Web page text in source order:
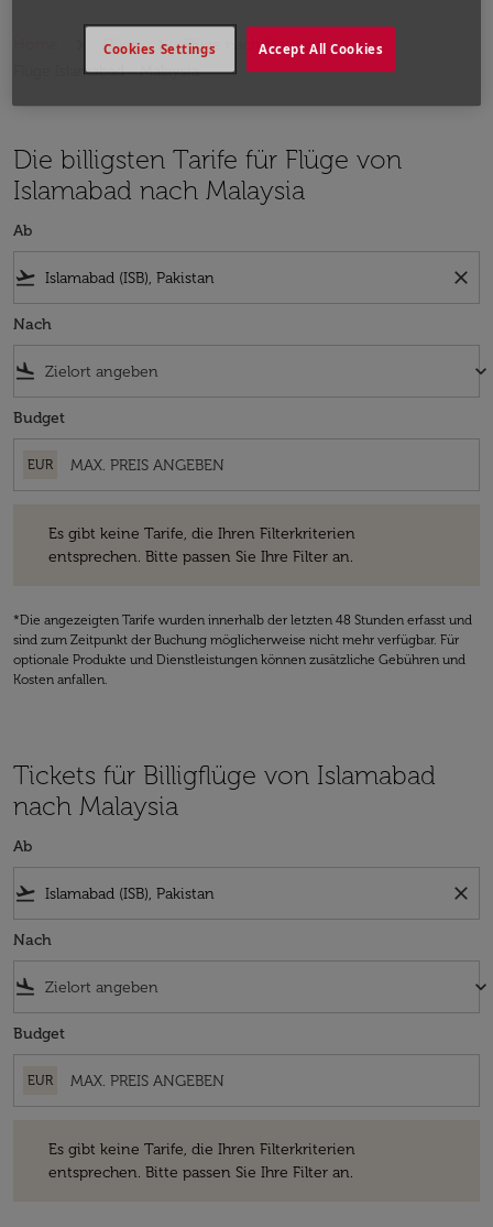
Flüge
Flüge nach Malaysia
Flüge Islamabad - Malaysia
Die billigsten Tarife für Flüge von
Islamabad nach Malaysia
Ab
flight_takeoff close
Nach
flight_land keyboard_arrow_down
Budget
EUR
Es gibt keine Tarife, die Ihren Filterkriterien
entsprechen. Bitte passen Sie Ihre Filter an.
*Die angezeigten Tarife wurden innerhalb der letzten 48 Stunden erfasst und
sind zum Zeitpunkt der Buchung möglicherweise nicht mehr verfügbar. Für
optionale Produkte und Dienstleistungen können zusätzliche Gebühren und
Kosten anfallen.
Tickets für Billigflüge von Islamabad
nach Malaysia
Ab
flight_takeoff close
Nach
flight_land keyboard_arrow_down
Budget
EUR
Es gibt keine Tarife, die Ihren Filterkriterien
entsprechen. Bitte passen Sie Ihre Filter an.
Accept All Cookies
Cookies Settings